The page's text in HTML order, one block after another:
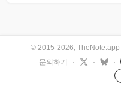
© 2015-2026, TheNote.app
문의하기
· · ·